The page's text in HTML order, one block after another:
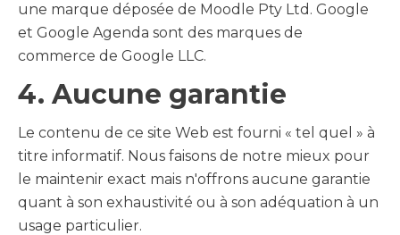
une marque déposée de Moodle Pty Ltd. Google
et Google Agenda sont des marques de
commerce de Google LLC.
4. Aucune garantie
Le contenu de ce site Web est fourni « tel quel » à
titre informatif. Nous faisons de notre mieux pour
le maintenir exact mais n'offrons aucune garantie
quant à son exhaustivité ou à son adéquation à un
usage particulier.